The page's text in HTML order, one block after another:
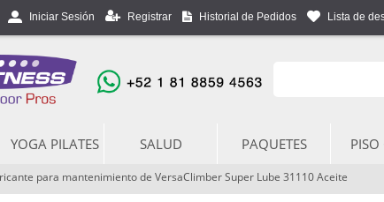
Iniciar Sesión Registrar Historial de Pedidos Lista de
YOGA PILATES SALUD PAQUETES PISO
para mantenimiento de VersaClimber Super Lube 31110 Aceite